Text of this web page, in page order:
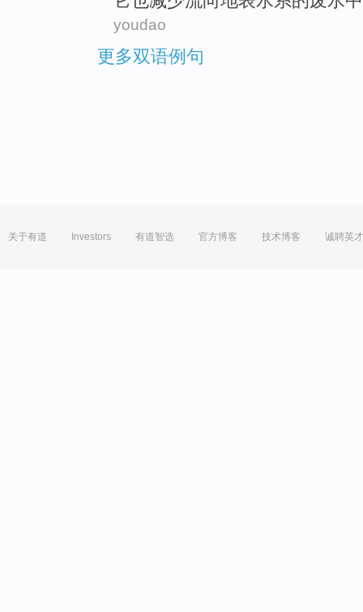
youdao
更多双语例句
关于有道 Investors 有道智选 官方博客 技术博客 诚聘英才